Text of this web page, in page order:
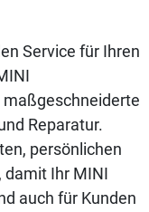
Service für Ihren
Reparatur.
persönlichen
damit Ihr MINI
auch für Kunden